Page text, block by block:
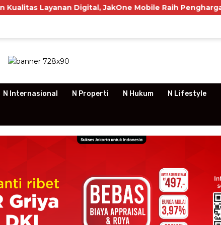
Digital, JakOne Mobile Raih Penghargaan Nasional
N Internasional N Properti N Hukum N Lifestyle